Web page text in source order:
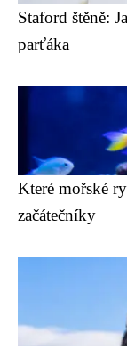
Staford štěně:
parťáka
Které mořské
začátečníky